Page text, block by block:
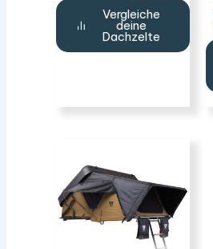
Vergleiche
deine
Dachzelte